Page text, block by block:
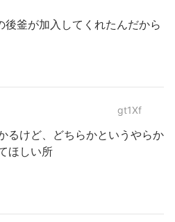
後釜が加入してくれたんだから
gt1Xf
るけど、どちらかというやらか
ほしい所